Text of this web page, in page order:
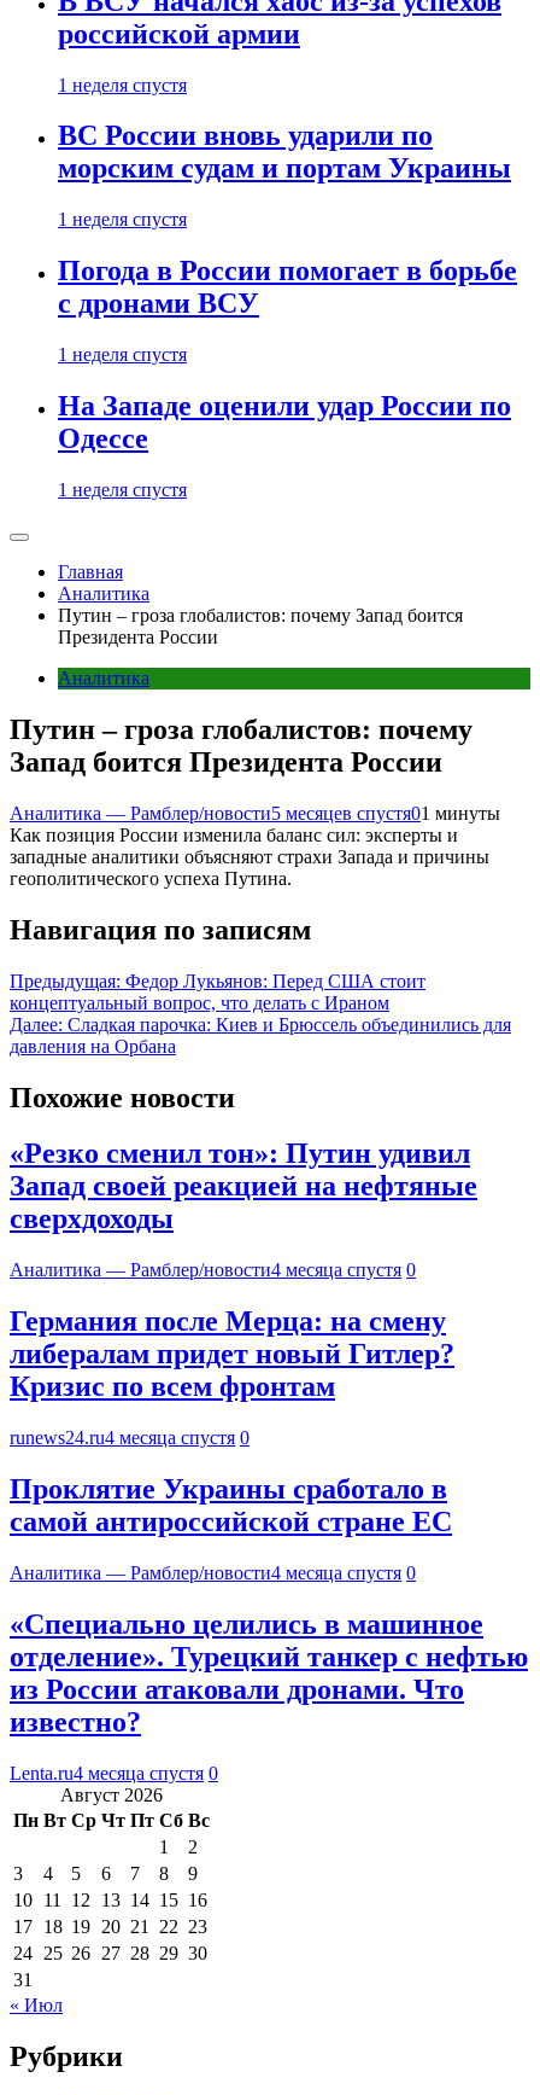
российской армии
1 неделя спустя
ВС России вновь ударили по
морским судам и портам Украины
1 неделя спустя
Погода в России помогает в борьбе
с дронами ВСУ
1 неделя спустя
На Западе оценили удар России по
Одессе
1 неделя спустя
Главная
Аналитика
Путин – гроза глобалистов: почему Запад боится
Президента России
Аналитика
Путин – гроза глобалистов: почему
Запад боится Президента России
Аналитика — Рамблер/новости5 месяцев спустя01 минуты
Как позиция России изменила баланс сил: эксперты и
западные аналитики объясняют страхи Запада и причины
геополитического успеха Путина.
Навигация по записям
Предыдущая: Федор Лукьянов: Перед США стоит
концептуальный вопрос, что делать с Ираном
Далее: Сладкая парочка: Киев и Брюссель объединились для
давления на Орбана
Похожие новости
«Резко сменил тон»: Путин удивил
Запад своей реакцией на нефтяные
сверхдоходы
Аналитика — Рамблер/новости4 месяца спустя 0
Германия после Мерца: на смену
либералам придет новый Гитлер?
Кризис по всем фронтам
runews24.ru4 месяца спустя 0
Проклятие Украины сработало в
самой антироссийской стране ЕС
Аналитика — Рамблер/новости4 месяца спустя 0
«Специально целились в машинное
отделение». Турецкий танкер с нефтью
из России атаковали дронами. Что
известно?
Lenta.ru4 месяца спустя 0
Август 2026
Пн Вт Ср Чт Пт Сб Вс
1
2
3
4 5 6 7 8
9
10 11 12 13 14 15 16
17 18 19 20 21 22 23
24 25 26 27 28 29 30
31
« Июл
Рубрики